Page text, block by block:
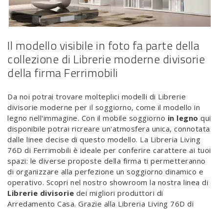
Il modello visibile in foto fa parte della
collezione di Librerie moderne divisorie
della firma Ferrimobili
Da noi potrai trovare molteplici modelli di Librerie
divisorie moderne per il soggiorno, come il modello in
legno nell'immagine. Con il mobile soggiorno in legno qui
disponibile potrai ricreare un'atmosfera unica, connotata
dalle linee decise di questo modello. La Libreria Living
76D di Ferrimobili è ideale per conferire carattere ai tuoi
spazi: le diverse proposte della firma ti permetteranno
di organizzare alla perfezione un soggiorno dinamico e
operativo. Scopri nel nostro showroom la nostra linea di
Librerie divisorie dei migliori produttori di
Arredamento Casa. Grazie alla Libreria Living 76D di